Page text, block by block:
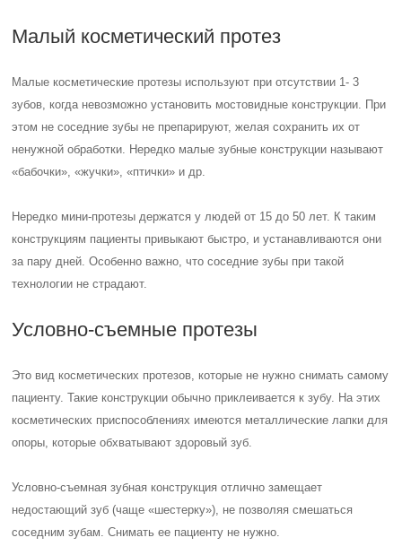
Малый косметический протез
Малые косметические протезы используют при отсутствии 1- 3
зубов, когда невозможно установить мостовидные конструкции. При
этом не соседние зубы не препарируют, желая сохранить их от
ненужной обработки. Нередко малые зубные конструкции называют
«бабочки», «жучки», «птички» и др.
Нередко мини-протезы держатся у людей от 15 до 50 лет. К таким
конструкциям пациенты привыкают быстро, и устанавливаются они
за пару дней. Особенно важно, что соседние зубы при такой
технологии не страдают.
Условно-съемные протезы
Это вид косметических протезов, которые не нужно снимать самому
пациенту. Такие конструкции обычно приклеивается к зубу. На этих
косметических приспособлениях имеются металлические лапки для
опоры, которые обхватывают здоровый зуб.
Условно-съемная зубная конструкция отлично замещает
недостающий зуб (чаще «шестерку»), не позволяя смешаться
соседним зубам. Снимать ее пациенту не нужно.